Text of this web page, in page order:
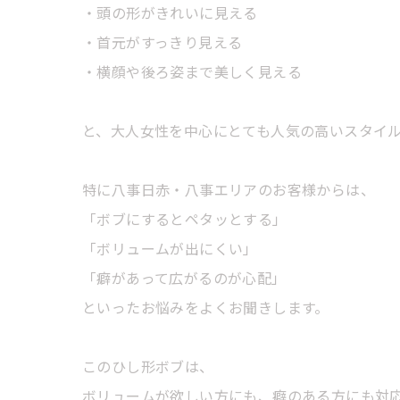
・頭の形がきれいに見える
・首元がすっきり見える
・横顔や後ろ姿まで美しく見える
と、大人女性を中心にとても人気の高いスタイル
特に八事日赤・八事エリアのお客様からは、
「ボブにするとペタッとする」
「ボリュームが出にくい」
「癖があって広がるのが心配」
といったお悩みをよくお聞きします。
このひし形ボブは、
ボリュームが欲しい方にも、癖のある方にも対